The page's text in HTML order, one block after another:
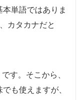
本単語ではありま
カタカナだと
す。そこから、
も使えますが、